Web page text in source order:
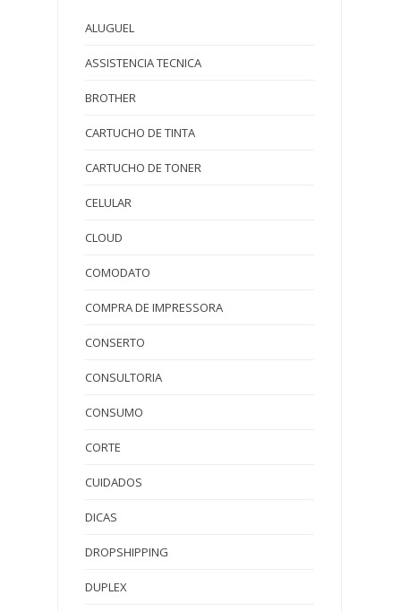
ALUGUEL
ASSISTENCIA TECNICA
BROTHER
CARTUCHO DE TINTA
CARTUCHO DE TONER
CELULAR
CLOUD
COMODATO
COMPRA DE IMPRESSORA
CONSERTO
CONSULTORIA
CONSUMO
CORTE
CUIDADOS
DICAS
DROPSHIPPING
DUPLEX